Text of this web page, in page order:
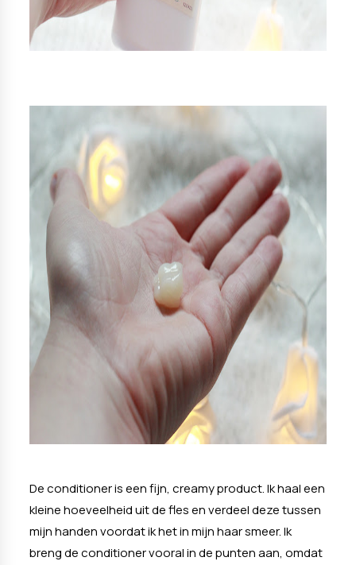
De conditioner is een fijn, creamy product. Ik haal een
kleine hoeveelheid uit de fles en verdeel deze tussen
mijn handen voordat ik het in mijn haar smeer. Ik
breng de conditioner vooral in de punten aan, omdat